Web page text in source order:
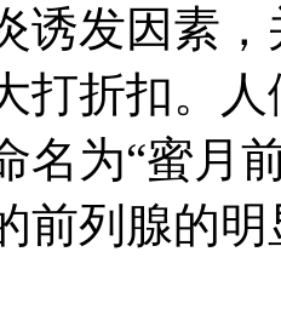
诱发因素
打折扣。
名为“蜜月
前列腺的